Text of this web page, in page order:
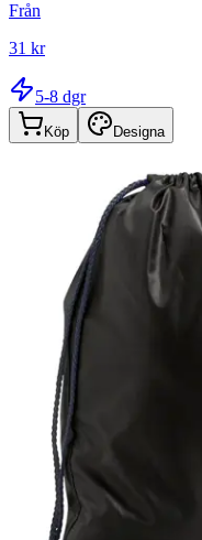
Från
31 kr
5-8 dgr
Köp Designa